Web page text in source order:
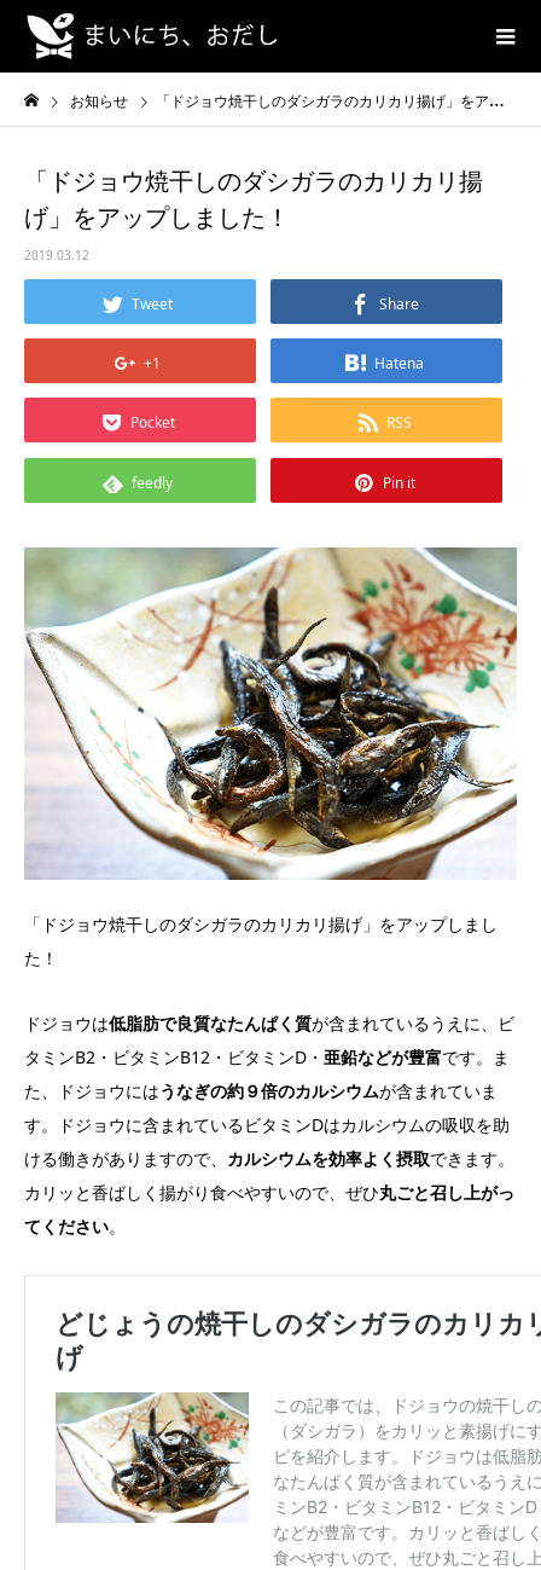
お知らせ 「ドジョウ焼干しのダシガラのカリカリ揚げ」をアップしました！
「ドジョウ焼干しのダシガラのカリカリ揚
げ」をアップしました！
2019.03.12
Tweet Share
+1 Hatena
Pocket RSS
feedly Pin it
「ドジョウ焼干しのダシガラのカリカリ揚げ」をアップしまし
た！
ドジョウは低脂肪で良質なたんぱく質が含まれているうえに、ビ
タミンB2・ビタミンB12・ビタミンD・ 亜鉛などが豊富です。ま
た、ドジョウにはうなぎの約９倍のカルシウムが含まれていま
す。ドジョウに含まれているビタミンDはカルシウムの吸収を助
ける働きがありますので、 カルシウムを効率よく摂取できます。
カリッと香ばしく揚がり食べやすいので、ぜひ丸ごと召し上がっ
てください。